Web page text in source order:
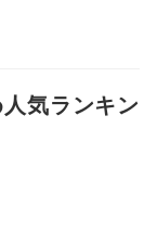
気ランキン